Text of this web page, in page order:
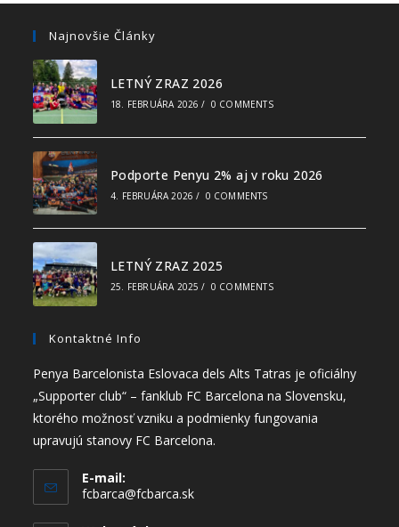
Najnovšie Články
LETNÝ ZRAZ 2026
18. FEBRUÁRA 2026 / 0 COMMENTS
Podporte Penyu 2% aj v roku 2026
4. FEBRUÁRA 2026 / 0 COMMENTS
LETNÝ ZRAZ 2025
25. FEBRUÁRA 2025 / 0 COMMENTS
Kontaktné Info
Penya Barcelonista Eslovaca dels Alts Tatras je oficiálny
„Supporter club“ – fanklub FC Barcelona na Slovensku,
ktorého možnosť vzniku a podmienky fungovania
upravujú stanovy FC Barcelona.
E-mail:
fcbarca@fcbarca.sk